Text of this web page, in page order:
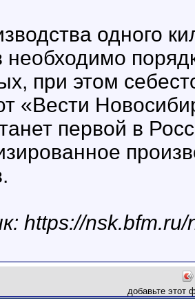
одного
необходимо
при этом
«Вести
первой в
https://nsk.bfm.ru/
добавьте этот